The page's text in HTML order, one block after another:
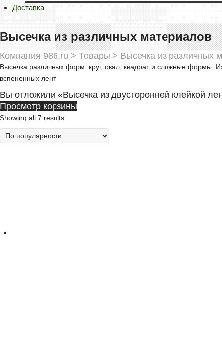
Доставка
Высечка из различных материалов
Компания 986.ru > Товары > Высечка из различных
Высечка различных форм: круг, овал, квадрат и сложные формы.
вспененных лент
Вы отложили «Высечка из двусторонней клейкой
Просмотр корзины
Showing all 7 results